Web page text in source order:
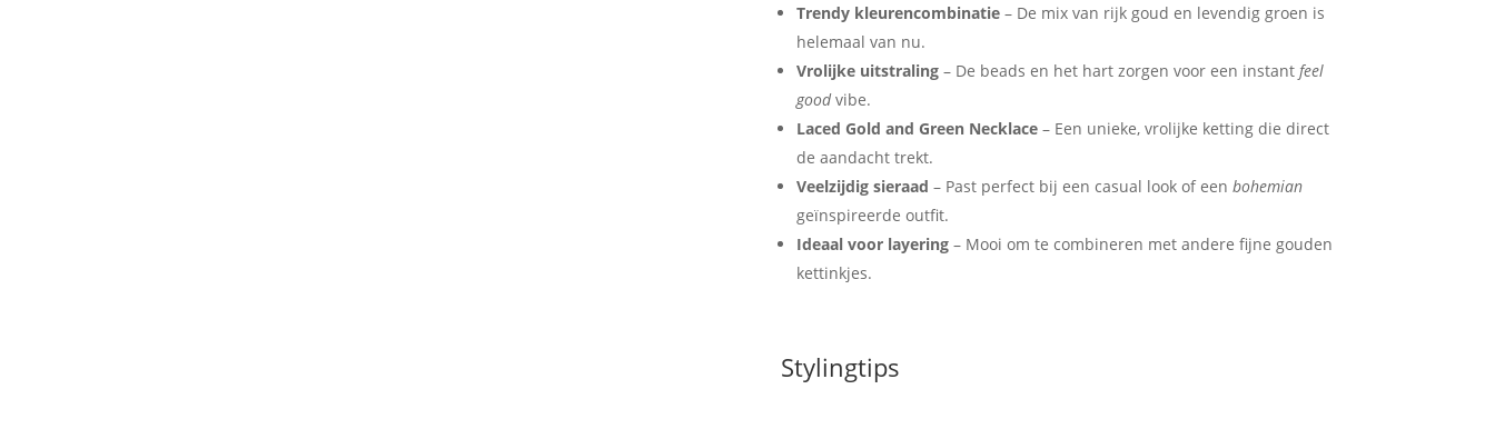
Trendy kleurencombinatie– De mix van rijk goud en levendig groen is
helemaal van nu.
Vrolijke uitstraling– De beads en het hart zorgen voor een instant feel
goodvibe.
Laced Gold and Green Necklace– Een unieke, vrolijke ketting die direct
de aandacht trekt.
Veelzijdig sieraad – Past perfect bij een casual look of een bohemian
geïnspireerde outfit.
Ideaal voor layering– Mooi om te combineren met andere fijne gouden
kettinkjes.
Stylingtips